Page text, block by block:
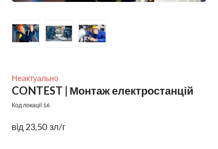
Неактуально
CONTEST | Монтаж електростанцій
Код локації 16
від 23,50  зл/г